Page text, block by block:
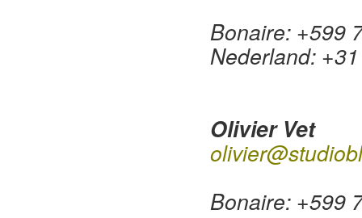
Bonaire: +599
Nederland:
Olivier Vet
Bonaire: +599